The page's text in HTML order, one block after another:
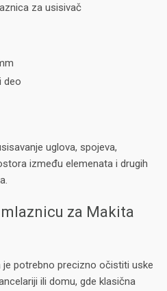
za usisivač
deo
uglova, spojeva,
između elemenata i drugih
za Makita
je potrebno precizno očistiti uske
ili domu, gde klasična